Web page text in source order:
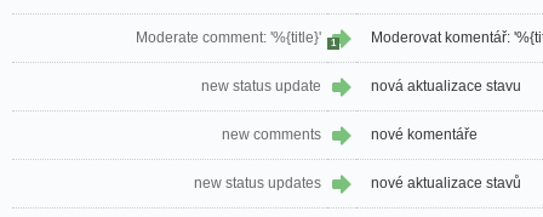
Moderate comment: '%{title}' 1 Moderovat komentář:
new status update nová aktualizace stavu
new comments nové komentáře
new status updates nové aktualizace stavů